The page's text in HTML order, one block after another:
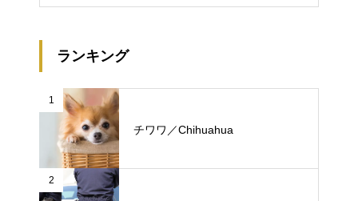
ランキング
1
チワワ／Chihuahua
2